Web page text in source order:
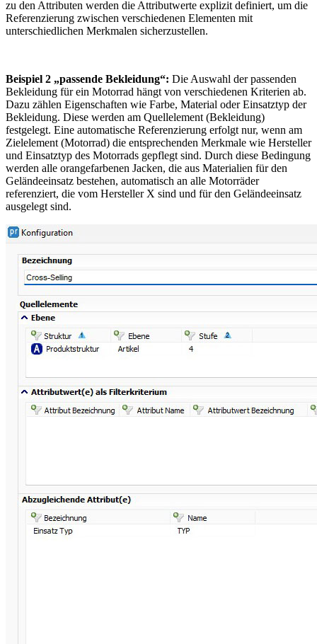
zu den Attributen werden die Attributwerte explizit definiert, um die
Referenzierung zwischen verschiedenen Elementen mit
unterschiedlichen Merkmalen sicherzustellen.
Beispiel 2 „passende Bekleidung“: Die Auswahl der passenden
Bekleidung für ein Motorrad hängt von verschiedenen Kriterien ab.
Dazu zählen Eigenschaften wie Farbe, Material oder Einsatztyp der
Bekleidung. Diese werden am Quellelement (Bekleidung)
festgelegt. Eine automatische Referenzierung erfolgt nur, wenn am
Zielelement (Motorrad) die entsprechenden Merkmale wie Hersteller
und Einsatztyp des Motorrads gepflegt sind. Durch diese Bedingung
werden alle orangefarbenen Jacken, die aus Materialien für den
Geländeeinsatz bestehen, automatisch an alle Motorräder
referenziert, die vom Hersteller X sind und für den Geländeeinsatz
ausgelegt sind.